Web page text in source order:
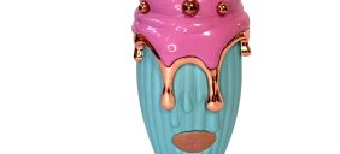
Fedezd fel az Oriental
aromás füstössége, a praliné
illatélményt nyújtanak. Egy illat,
mennyiségben kapható, Limitált